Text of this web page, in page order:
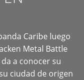
Caribe luego
Metal Battle
a conocer su
ciudad de origen